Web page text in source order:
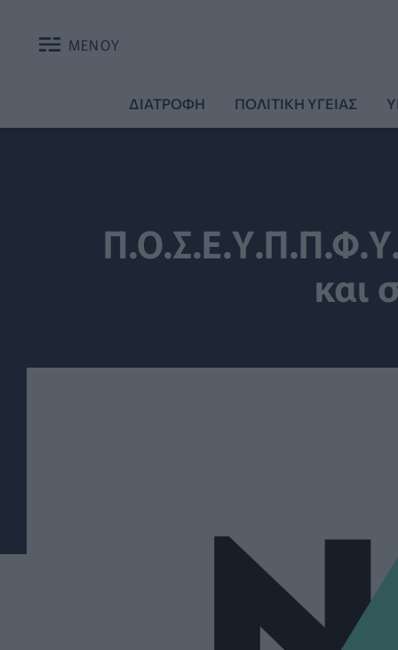
ΜΕΝΟΥ
ΔΙΑΤΡΟΦΗ ΠΟΛΙΤΙΚΗ ΥΓΕΙΑΣ
και